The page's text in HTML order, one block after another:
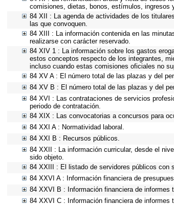
comisiones, dietas, bonos, estímulos, ingresos
84 XII : La agenda de actividades de los
las que convoquen.
84 XIII : La información contenida en las
realizarse con carácter reservado.
84 XIV 1 : La información sobre los gastos
estos conceptos respecto de los integrantes,
incluso cuando estas comisiones oficiales no
84 XV A : El número total de las plazas y del
84 XV B : El número total de las plazas y del
84 XVI : Las contrataciones de servicios
periodo de contratación.
84 XIX : Las convocatorias a concursos para
84 XXI A : Normatividad laboral.
84 XXI B : Recursos públicos.
84 XXII : La información curricular, desde el
sido objeto.
84 XXIII : El listado de servidores públicos con
84 XXVI A : Información financiera de
84 XXVI B : Información financiera de informes
84 XXVI C : Información financiera de informes